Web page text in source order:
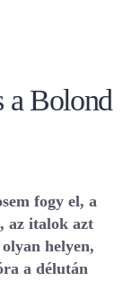
a Bolond
fogy el, a
az italok azt
helyen,
a délután